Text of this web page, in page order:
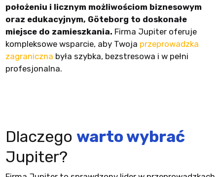
położeniu i licznym możliwościom biznesowym
oraz edukacyjnym, Göteborg to doskonałe
miejsce do zamieszkania. Firma Jupiter oferuje
kompleksowe wsparcie, aby Twoja przeprowadzka
zagraniczna była szybka, bezstresowa i w pełni
profesjonalna.
Dlaczego warto wybrać
Jupiter?